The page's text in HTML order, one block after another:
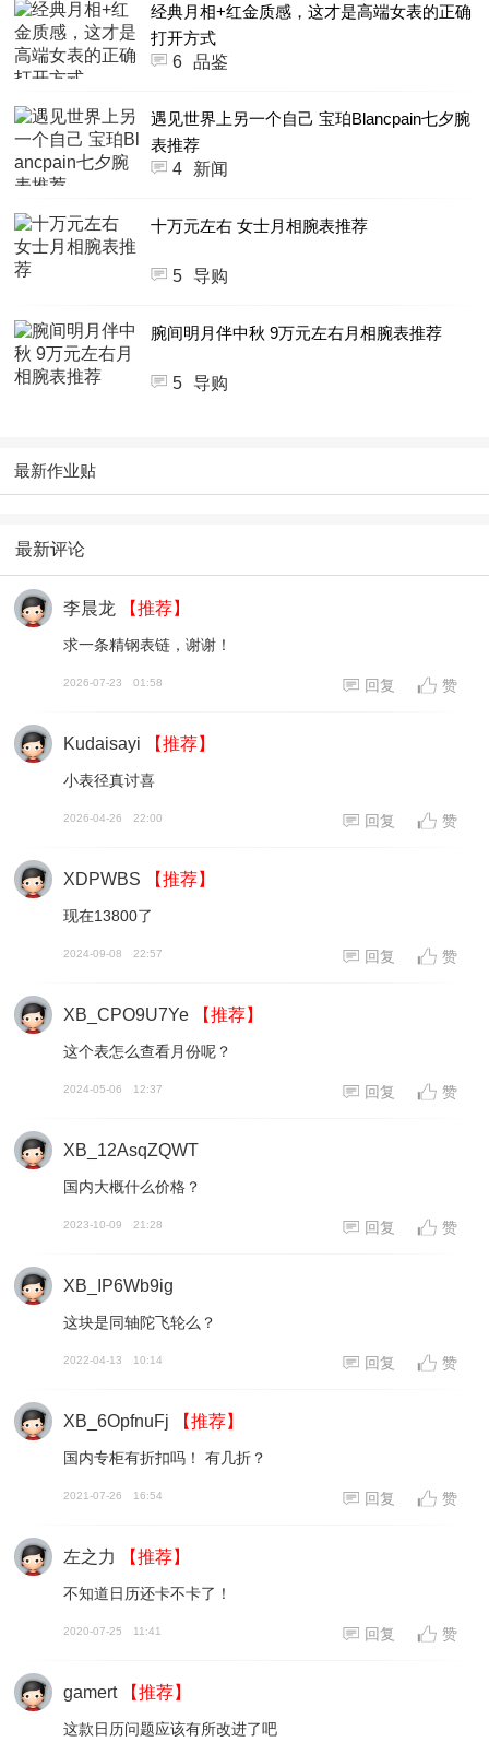
经典月相+红金质感，这才是高端女表的正确
打开方式
6
品鉴
遇见世界上另一个自己 宝珀Blancpain七夕腕
表推荐
4
新闻
十万元左右 女士月相腕表推荐
5 导购
腕间明月伴中秋 9万元左右月相腕表推荐
5 导购
最新作业贴
最新评论
李晨龙 【推荐】
求一条精钢表链，谢谢！
2026-07-23 01:58 回复 赞
Kudaisayi 【推荐】
小表径真讨喜
2026-04-26 22:00 回复 赞
XDPWBS 【推荐】
现在13800了
2024-09-08 22:57 回复 赞
XB_CPO9U7Ye 【推荐】
这个表怎么查看月份呢？
2024-05-06 12:37 回复 赞
XB_12AsqZQWT
国内大概什么价格？
2023-10-09 21:28 回复 赞
XB_IP6Wb9ig
这块是同轴陀飞轮么？
2022-04-13 10:14 回复 赞
XB_6OpfnuFj 【推荐】
国内专柜有折扣吗！ 有几折？
2021-07-26 16:54 回复 赞
左之力 【推荐】
不知道日历还卡不卡了！
2020-07-25 11:41 回复 赞
gamert 【推荐】
这款日历问题应该有所改进了吧